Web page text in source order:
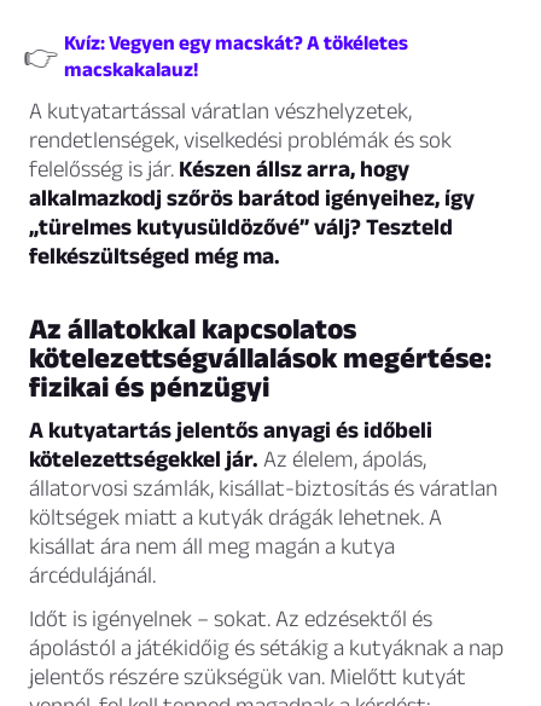
👉 Kvíz: Vegyen egy macskát? A tökéletes
macskakalauz!
A kutyatartással váratlan vészhelyzetek,
rendetlenségek, viselkedési problémák és sok
felelősség is jár. Készen állsz arra, hogy
alkalmazkodj szőrös barátod igényeihez, így
„türelmes kutyusüldözővé” válj? Teszteld
felkészültséged még ma.
Az állatokkal kapcsolatos
kötelezettségvállalások megértése:
fizikai és pénzügyi
A kutyatartás jelentős anyagi és időbeli
kötelezettségekkel jár. Az élelem, ápolás,
állatorvosi számlák, kisállat-biztosítás és váratlan
költségek miatt a kutyák drágák lehetnek. A
kisállat ára nem áll meg magán a kutya
árcédulájánál.
Időt is igényelnek – sokat. Az edzésektől és
ápolástól a játékidőig és sétákig a kutyáknak a nap
jelentős részére szükségük van. Mielőtt kutyát